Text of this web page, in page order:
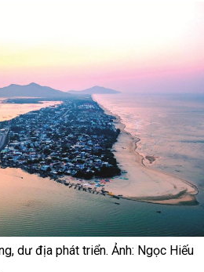
dư địa phát triển. Ảnh: Ngọc Hiếu